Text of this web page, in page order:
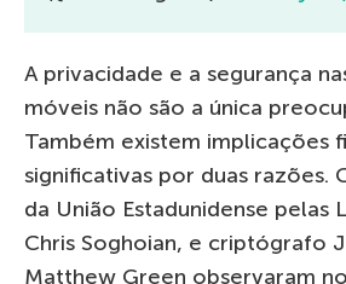
A privacidade e a segurança
móveis não são a única
Também existem implicações
significativas por duas razões.
da União Estadunidense pelas
Chris Soghoian, e criptógrafo
Matthew Green observaram